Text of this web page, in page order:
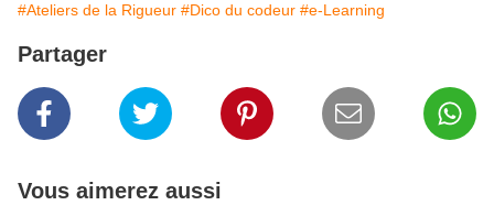
#Ateliers de la Rigueur #Dico du codeur #e-Learning
Partager
Vous aimerez aussi